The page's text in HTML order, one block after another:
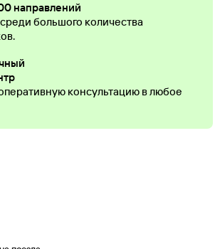
направлений
большого количества
консультацию в любое